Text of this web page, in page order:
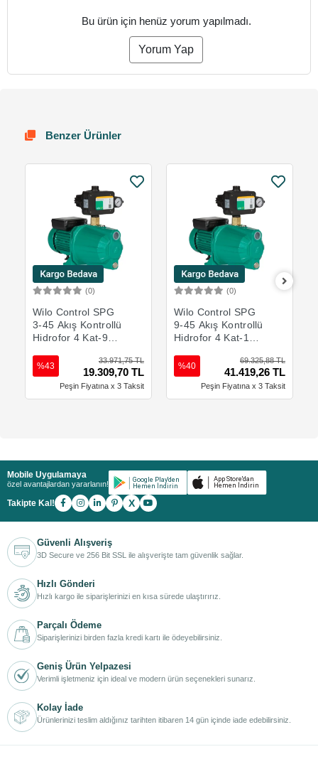
Bu ürün için henüz yorum yapılmadı.
Yorum Yap
Benzer Ürünler
(0)
Wilo Control SPG
3-45 Akış Kontrollü
Hidrofor 4 Kat-9
33.971,75 TL
19.309,70 TL
%43
Peşin Fiyatına x 3 Taksit
(0)
Wilo Control SPG
9-45 Akış Kontrollü
Hidrofor 4 Kat-17
69.325,88 TL
41.419,26 TL
%40
Peşin Fiyatına x 3 Taksit
Mobile Uygulamaya
özel avantajlardan yararlanın!
Takipte Kal! X
Güvenli Alışveriş
3D Secure ve 256 Bit SSL ile alışverişte tam güvenlik sağlar.
Hızlı Gönderi
Hızlı kargo ile siparişlerinizi en kısa sürede ulaştırırız.
Parçalı Ödeme
Siparişlerinizi birden fazla kredi kartı ile ödeyebilirsiniz.
Geniş Ürün Yelpazesi
Verimli işletmeniz için ideal ve modern ürün seçenekleri sunarız.
Kolay İade
Ürünlerinizi teslim aldığınız tarihten itibaren 14 gün içinde iade edebilirsiniz.